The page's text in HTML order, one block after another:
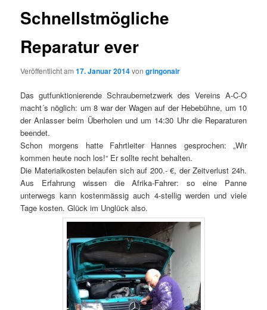
Schnellstmögliche
Reparatur ever
Veröffentlicht am17. Januar 2014vongringonair
Das gutfunktionierende Schraubernetzwerk des Vereins A-C-O
macht´s nöglich: um 8 war der Wagen auf der Hebebühne, um 10
der Anlasser beim Überholen und um 14:30 Uhr die Reparaturen
beendet.
Schon morgens hatte Fahrtleiter Hannes gesprochen: „Wir
kommen heute noch los!“ Er sollte recht behalten.
Die Materialkosten belaufen sich auf 200.- €, der Zeitverlust 24h.
Aus Erfahrung wissen die Afrika-Fahrer: so eine Panne
unterwegs kann kostenmässig auch 4-stellig werden und viele
Tage kosten. Glück im Unglück also.